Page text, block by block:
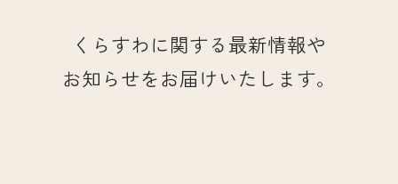
くらすわに関する最新情報や
お知らせをお届けいたします。